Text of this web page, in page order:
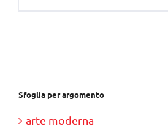
Sfoglia per argomento
arte moderna